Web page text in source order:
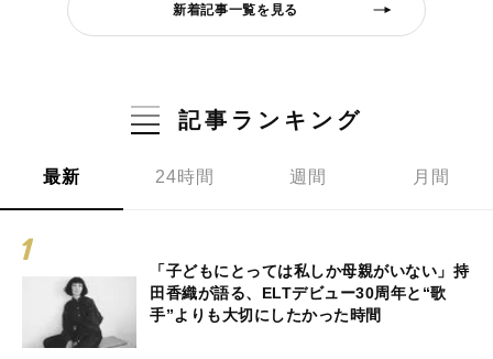
新着記事一覧を見る
記事ランキング
最新 24時間 週間 月間
「子どもにとっては私しか母親がいない」持
田香織が語る、ELTデビュー30周年と“歌
手”よりも大切にしたかった時間